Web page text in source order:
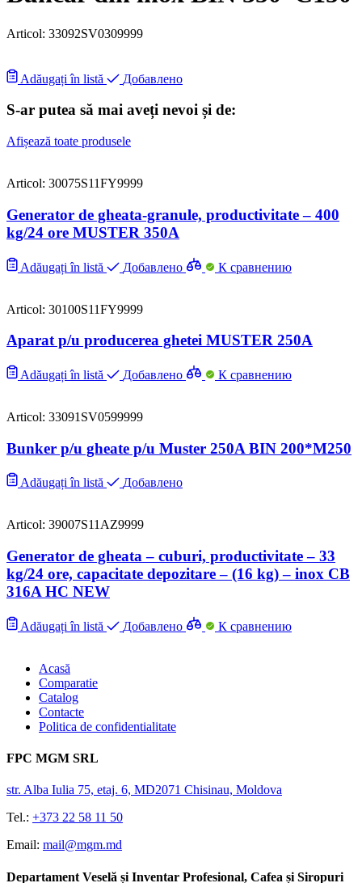
Articol: 33092SV0309999
Adăugați în listă Добавлено
S-ar putea să mai aveți nevoi și de:
Afișează toate produsele
Articol: 30075S11FY9999
Generator de gheata-granule, productivitate – 400
kg/24 ore MUSTER 350A
Adăugați în listă Добавлено К сравнению
Articol: 30100S11FY9999
Aparat p/u producerea ghetei MUSTER 250A
Adăugați în listă Добавлено К сравнению
Articol: 33091SV0599999
Bunker p/u gheate p/u Muster 250A BIN 200*M250
Adăugați în listă Добавлено
Articol: 39007S11AZ9999
Generator de gheata – cuburi, productivitate – 33
kg/24 ore, capacitate depozitare – (16 kg) – inox CB
316A HC NEW
Adăugați în listă Добавлено К сравнению
Acasă
Comparatie
Catalog
Contacte
Politica de confidentialitate
FPC MGM SRL
str. Alba Iulia 75, etaj. 6, MD2071 Chisinau, Moldova
Tel.: +373 22 58 11 50
Email: mail@mgm.md
Departament Veselă și Inventar Profesional, Cafea și Siropuri